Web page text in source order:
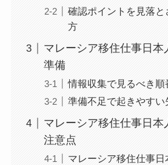
確認ポイントを見落と
方
マレーシア移住仕事日本
準備
情報収集で見るべき順
準備不足で起きやすい
マレーシア移住仕事日本
注意点
マレーシア移住仕事日